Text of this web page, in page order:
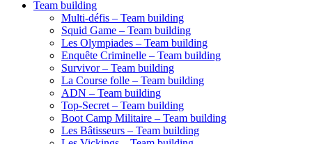
Team building
Multi-défis – Team building
Squid Game – Team building
Les Olympiades – Team building
Enquête Criminelle – Team building
Survivor – Team building
La Course folle – Team building
ADN – Team building
Top-Secret – Team building
Boot Camp Militaire – Team building
Les Bâtisseurs – Team building